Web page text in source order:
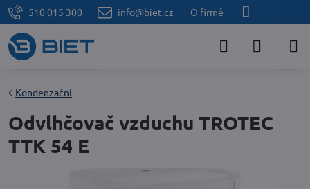
510 015 300 info@biet.cz O firmě
Kondenzační
Odvlhčovač vzduchu TROTEC
TTK 54 E